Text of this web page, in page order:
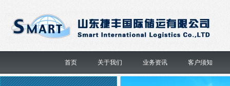
首页 关于我们 业务资讯 客户须知